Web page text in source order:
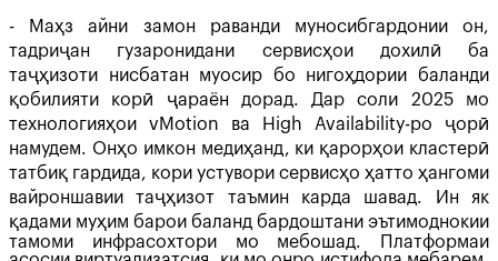
- Маҳз айни замон раванди муносибгардонии он,
тадриҷан гузаронидани сервисҳои дохилӣ ба
таҷҳизоти нисбатан муосир бо нигоҳдории баланди
қобилияти корӣ ҷараён дорад. Дар соли 2025 мо
технологияҳои vMotion ва High Availability-ро ҷорӣ
намудем. Онҳо имкон медиҳанд, ки қарорҳои кластерӣ
татбиқ гардида, кори устувори сервисҳо ҳатто ҳангоми
вайроншавии таҷҳизот таъмин карда шавад. Ин як
қадами муҳим барои баланд бардоштани эътимоднокии
тамоми инфрасохтори мо мебошад. Платформаи